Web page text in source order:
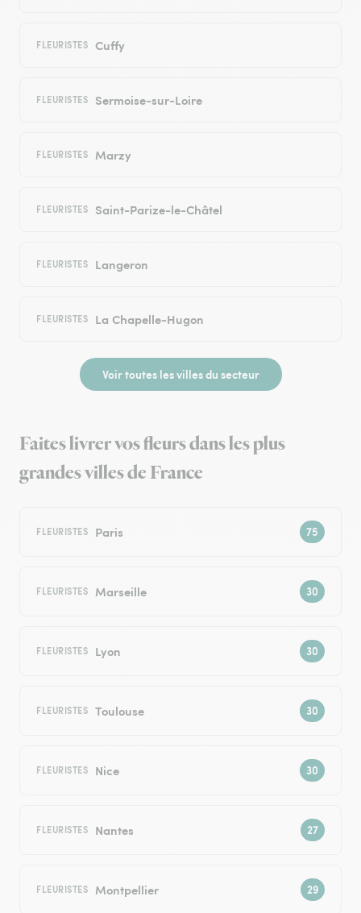
FLEURISTES Cuffy
FLEURISTES Sermoise-sur-Loire
FLEURISTES Marzy
FLEURISTES Saint-Parize-le-Châtel
FLEURISTES Langeron
FLEURISTES La Chapelle-Hugon
Voir toutes les villes du secteur
Faites livrer vos fleurs dans les plus
grandes villes de France
FLEURISTES Paris
FLEURISTES Marseille
FLEURISTES Lyon
FLEURISTES Toulouse
FLEURISTES Nice
FLEURISTES Nantes
FLEURISTES Montpellier